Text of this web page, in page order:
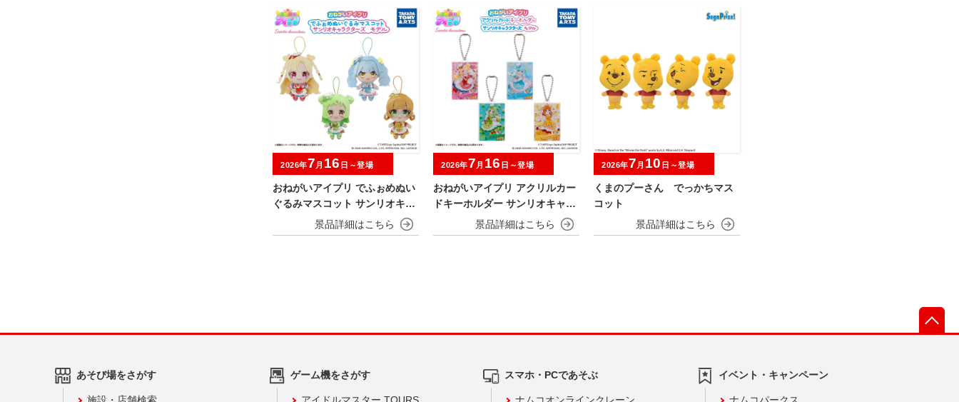
おねがいアイプリ でふぉめぬい
ぐるみマスコット サンリオキャ
ラクターズモデル
2026年7 月 16 日～登場
おねがいアイプリ アクリルカー
ドキーホルダー サンリオキャラ
クターズモデル
2026年7 月 16 日～登場
くまのプーさん でっかちマス
コット
2026年7 月 10 日～登場
あそび場をさがす ゲーム機をさがす スマホ・PCであそぶ イベント・キャンペーン